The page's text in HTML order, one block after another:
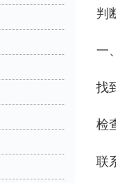
判
一
找
检
联